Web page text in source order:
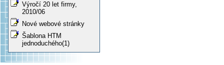
Výročí 20 let firmy,
2010/06
Nové webové stránky
Šablona HTM
jednoduchého(1)